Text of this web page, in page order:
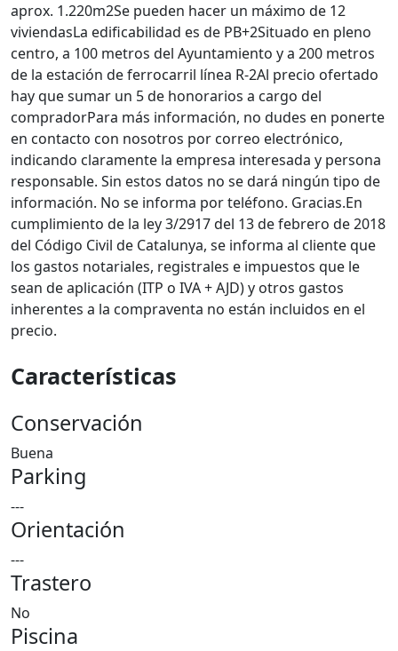
aprox. 1.220m2Se pueden hacer un máximo de 12
viviendasLa edificabilidad es de PB+2Situado en pleno
centro, a 100 metros del Ayuntamiento y a 200 metros
de la estación de ferrocarril línea R-2Al precio ofertado
hay que sumar un 5 de honorarios a cargo del
compradorPara más información, no dudes en ponerte
en contacto con nosotros por correo electrónico,
indicando claramente la empresa interesada y persona
responsable. Sin estos datos no se dará ningún tipo de
información. No se informa por teléfono. Gracias.En
cumplimiento de la ley 3/2917 del 13 de febrero de 2018
del Código Civil de Catalunya, se informa al cliente que
los gastos notariales, registrales e impuestos que le
sean de aplicación (ITP o IVA + AJD) y otros gastos
inherentes a la compraventa no están incluidos en el
precio.
Características
Conservación
Buena
Parking
---
Orientación
---
Trastero
No
Piscina